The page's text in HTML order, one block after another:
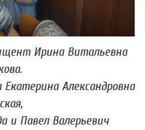
Ирина Витальевна
Александровна
и Павел Валерьевич